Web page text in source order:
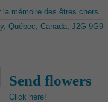
mémoire des êtres chers
Québec, Canada, J2G 9G9
Send flowers
Click here!